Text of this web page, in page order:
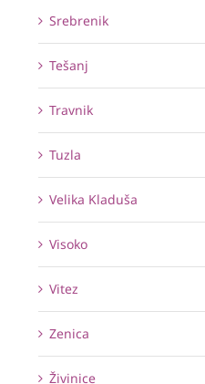
Srebrenik
Tešanj
Travnik
Tuzla
Velika Kladuša
Visoko
Vitez
Zenica
Živinice